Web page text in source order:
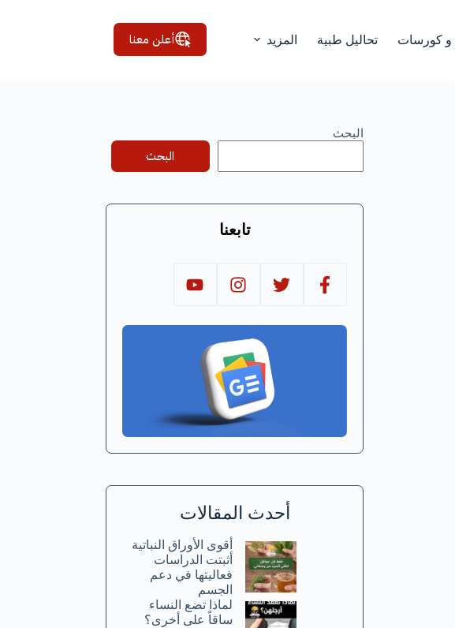
و كورسات تحاليل طبية المزيد أعلن معنا
البحث
البحث
تابعنا
أحدث المقالات
أقوى الأوراق النباتية
أثبتت الدراسات
فعاليتها في دعم
الجسم
لماذا تضع النساء
ساقاً على أخرى؟